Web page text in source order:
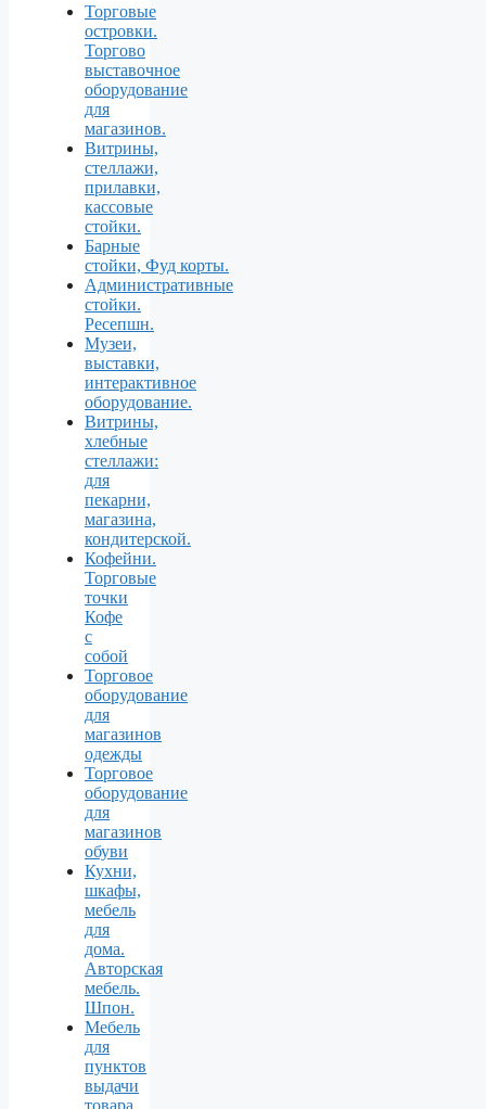
Торговые
островки.
Торгово
выставочное
оборудование
для
магазинов.
Витрины,
стеллажи,
прилавки,
кассовые
стойки.
Барные
стойки, Фуд корты.
Aдминистративные
стойки.
Ресепшн.
Музеи,
выставки,
интерактивное
оборудование.
Витрины,
хлебные
стеллажи:
для
пекарни,
магазина,
кондитерской.
Кофейни.
Торговые
точки
Кофе
с
собой
Торговое
оборудование
для
магазинов
одежды
Торговое
оборудование
для
магазинов
обуви
Кухни,
шкафы,
мебель
для
дома.
Авторская
мебель.
Шпон.
Мебель
для
пунктов
выдачи
товара